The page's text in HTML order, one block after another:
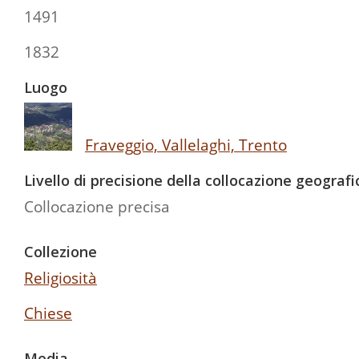
1491
1832
Luogo
Fraveggio, Vallelaghi, Trento
Livello di precisione della collocazione
Collocazione precisa
Collezione
Religiosità
Chiese